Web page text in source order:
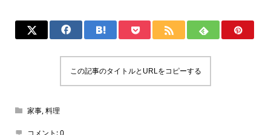
この記事のタイトルとURLをコピーする
家事,料理